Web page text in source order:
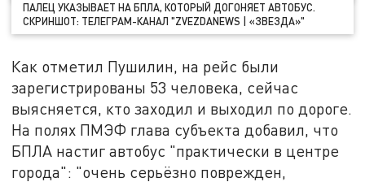
ПАЛЕЦ УКАЗЫВАЕТ НА БПЛА, КОТОРЫЙ ДОГОНЯЕТ АВТОБУС.
СКРИНШОТ: ТЕЛЕГРАМ-КАНАЛ "ZVEZDANEWS | «ЗВЕЗДА»"
Как отметил Пушилин, на рейс были
зарегистрированы 53 человека, сейчас
выясняется, кто заходил и выходил по дороге.
На полях ПМЭФ глава субъекта добавил, что
БПЛА настиг автобус "практически в центре
города": "очень серьёзно поврежден,